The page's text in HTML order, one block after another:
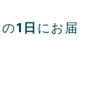
1日 にお届